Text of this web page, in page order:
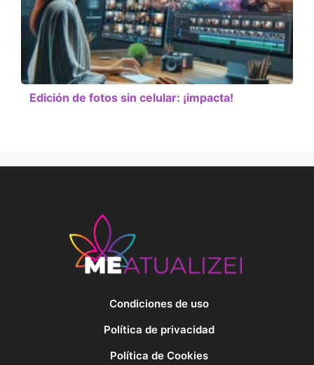
Edición de fotos sin celular: ¡impacta!
Condiciones de uso
Política de privacidad
Política de Cookies